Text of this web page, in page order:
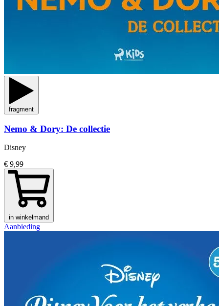
fragment
Nemo & Dory: De collectie
Disney
€ 9,99
in winkelmand
Aanbieding